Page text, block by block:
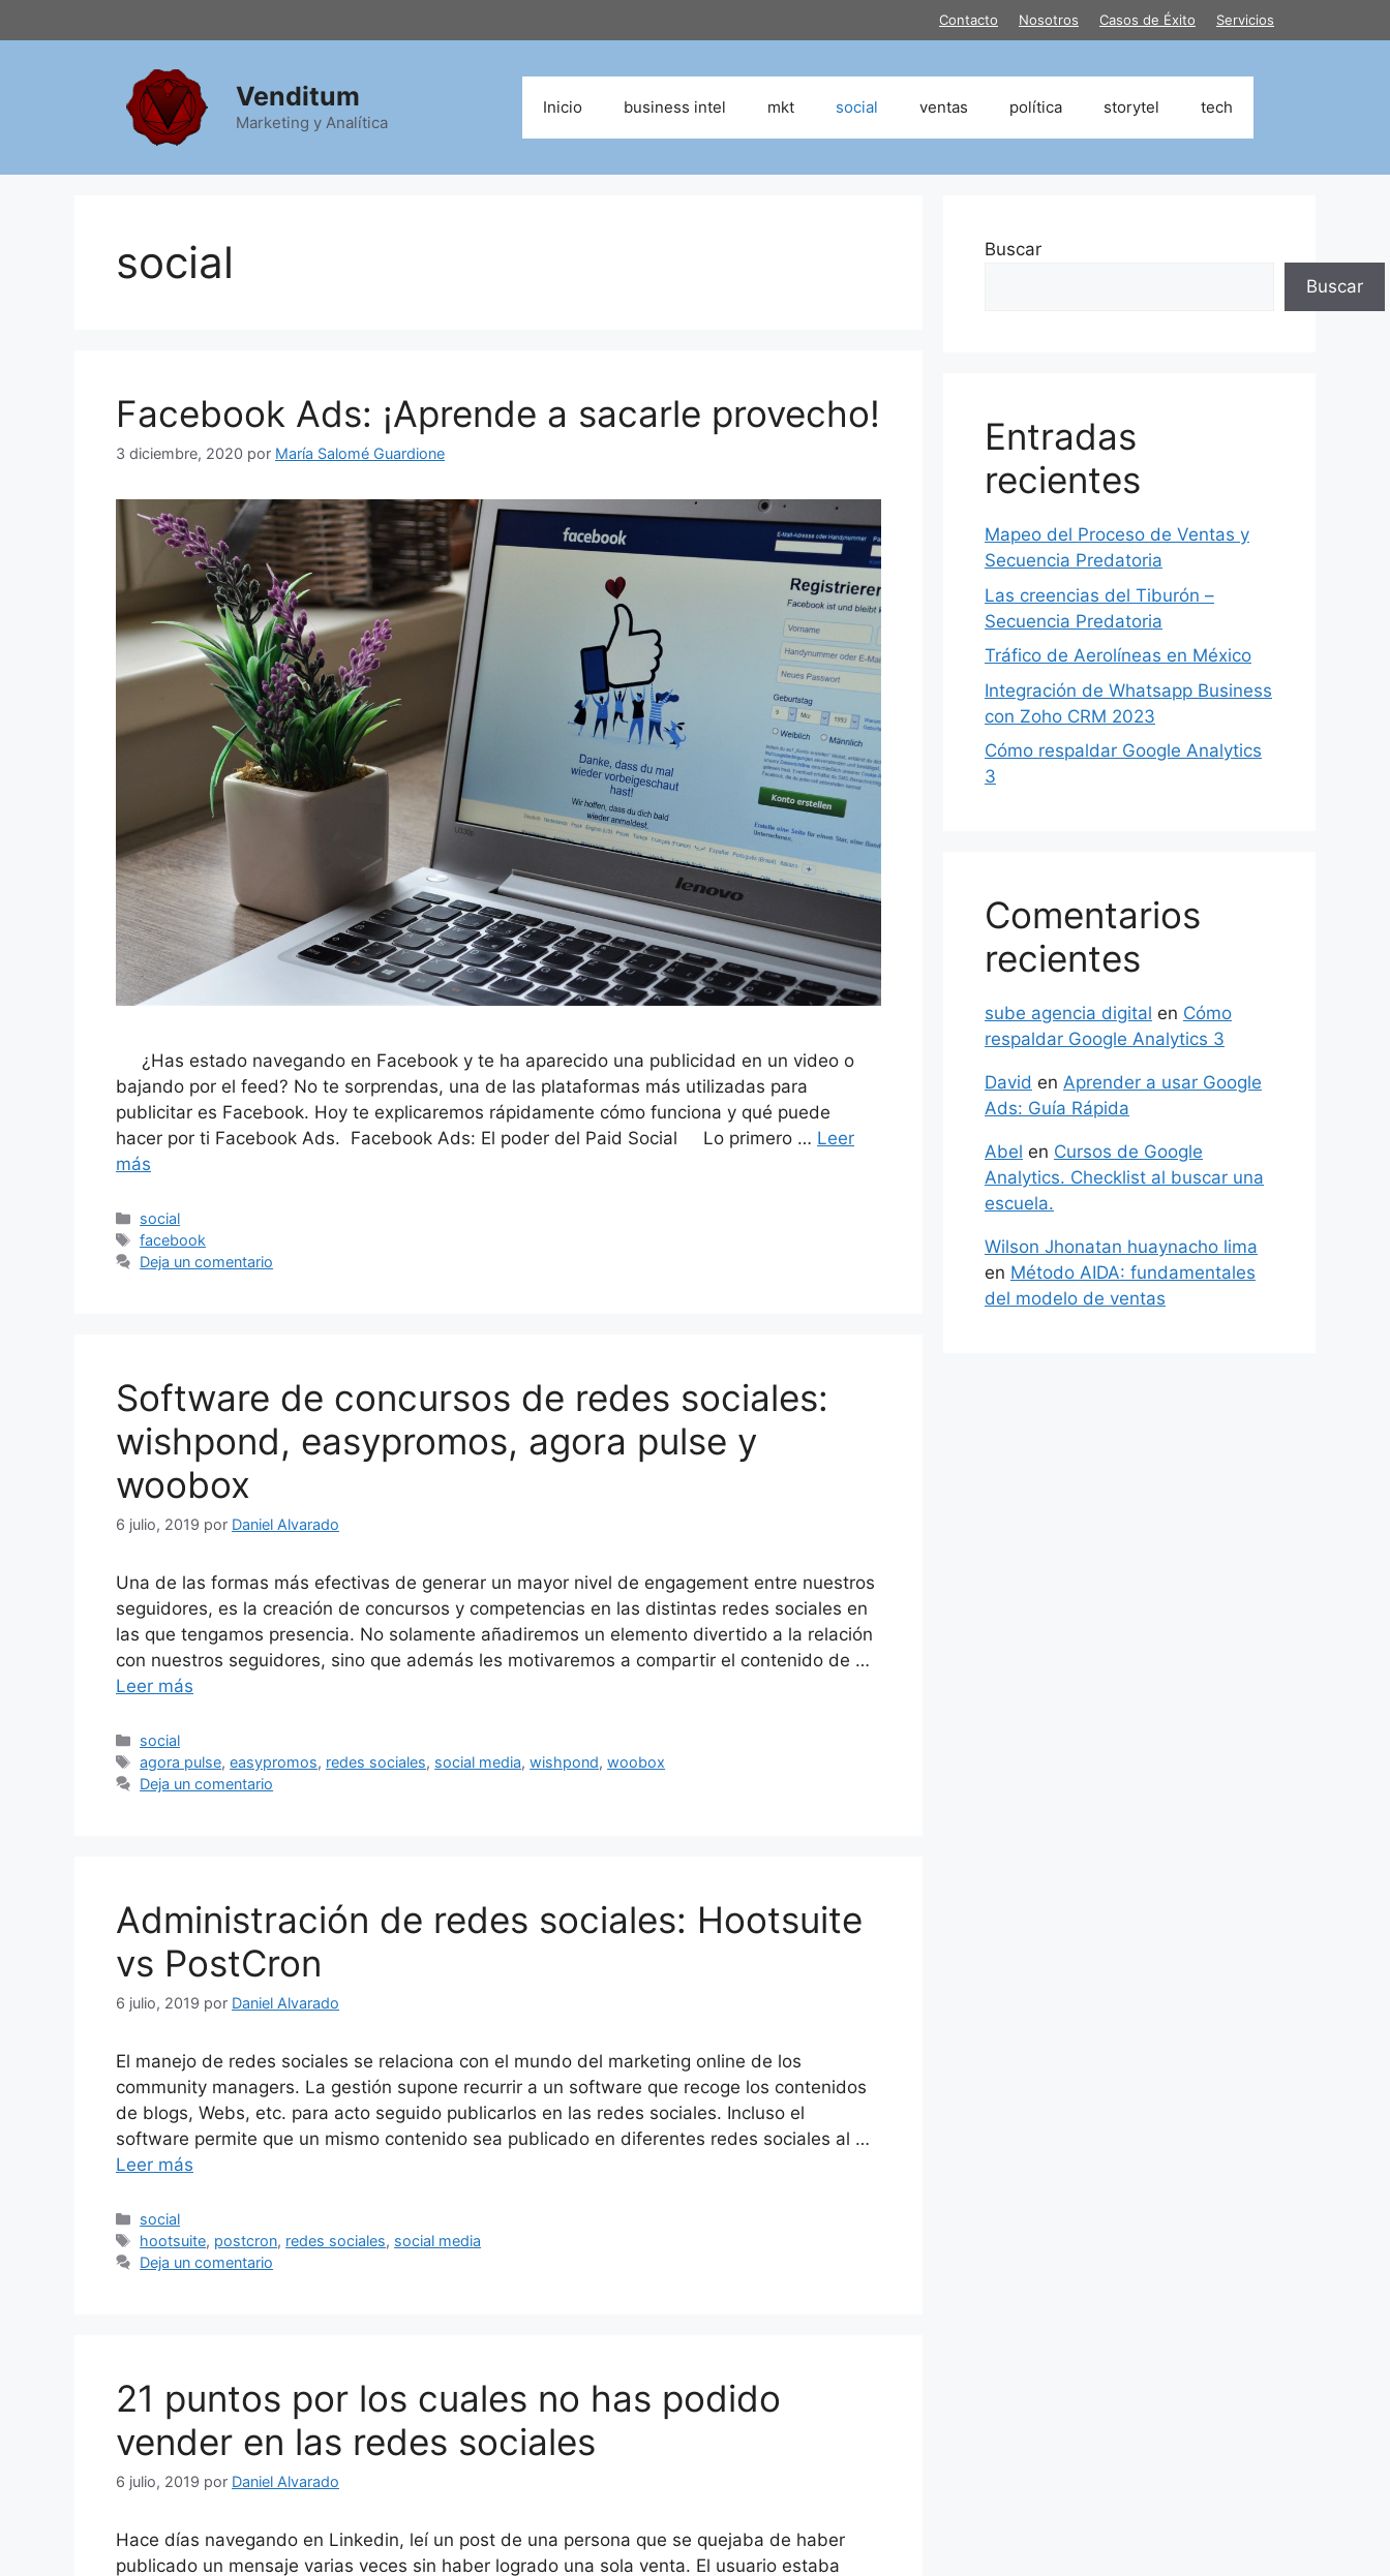
al
Contacto Nosotros Casos de Éxito Servicios
Venditum
Marketing y Analítica
Inicio business intel mkt social ventas política storytel tech
social
Facebook Ads: ¡Aprende a sacarle provecho!
3 diciembre, 2020 por María Salomé Guardione
¿Has estado navegando en Facebook y te ha aparecido una publicidad en un video o
bajando por el feed? No te sorprendas, una de las plataformas más utilizadas para
publicitar es Facebook. Hoy te explicaremos rápidamente cómo funciona y qué puede
hacer por ti Facebook Ads. Facebook Ads: El poder del Paid Social Lo primero … Leer
más
Categorías
social
Etiquetas
facebook
Deja un comentario
Software de concursos de redes sociales:
wishpond, easypromos, agora pulse y
woobox
6 julio, 2019 por Daniel Alvarado
Una de las formas más efectivas de generar un mayor nivel de engagement entre nuestros
seguidores, es la creación de concursos y competencias en las distintas redes sociales en
las que tengamos presencia. No solamente añadiremos un elemento divertido a la relación
con nuestros seguidores, sino que además les motivaremos a compartir el contenido de …
Leer más
Categorías
social
Etiquetas
agora pulse,easypromos, redes sociales, social media,wishpond,woobox
Deja un comentario
Administración de redes sociales: Hootsuite
vs PostCron
6 julio, 2019 por Daniel Alvarado
El manejo de redes sociales se relaciona con el mundo del marketing online de los
community managers. La gestión supone recurrir a un software que recoge los contenidos
de blogs, Webs, etc. para acto seguido publicarlos en las redes sociales. Incluso el
software permite que un mismo contenido sea publicado en diferentes redes sociales al …
Leer más
Categorías
social
Etiquetas
hootsuite, postcron, redes sociales, social media
Deja un comentario
21 puntos por los cuales no has podido
vender en las redes sociales
6 julio, 2019 por Daniel Alvarado
Hace días navegando en Linkedin, leí un post de una persona que se quejaba de haber
publicado un mensaje varias veces sin haber logrado una sola venta. El usuario estaba
Buscar
Buscar
Entradas
recientes
Mapeo del Proceso de Ventas y
Secuencia Predatoria
Las creencias del Tiburón –
Secuencia Predatoria
Tráfico de Aerolíneas en México
Integración de Whatsapp Business
con Zoho CRM 2023
Cómo respaldar Google Analytics
3
Comentarios
recientes
sube agencia digital en Cómo
respaldar Google Analytics 3
David en Aprender a usar Google
Ads: Guía Rápida
Abel en Cursos de Google
Analytics. Checklist al buscar una
escuela.
Wilson Jhonatan huaynacho lima
en Método AIDA: fundamentales
del modelo de ventas